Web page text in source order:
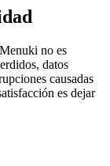
no es
datos
causadas
es dejar